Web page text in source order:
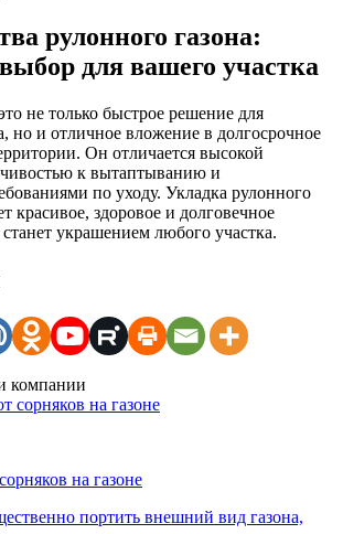
рулонного газона:
для вашего участка
не только быстрое решение для
но и отличное вложение в долгосрочное
Он отличается высокой
к вытаптыванию и
по уходу. Укладка рулонного
красивое, здоровое и долговечное
украшением любого участка.
компании
на газоне
портить внешний вид газона,